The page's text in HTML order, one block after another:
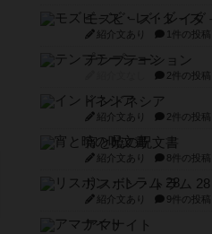
モズビ－ズ・レイダ
紹介文あり 1件の投稿
テンプテーション
2件の投稿
インドネシア
紹介文あり 2件の投稿
宵と暁の呪文書
紹介文あり 8件の投稿
リスボン・トラム 28
紹介文あり 9件の投稿
アマナイト